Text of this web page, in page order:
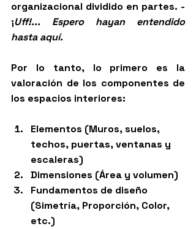
organizacional dividido en partes. -
¡Uff!... Espero hayan entendido
hasta aquí.
Por lo tanto, lo primero es la
valoración de los componentes de
los espacios interiores:
Elementos (Muros, suelos,
techos, puertas, ventanas y
escaleras)
Dimensiones (Área y volumen)
Fundamentos de diseño
(Simetría, Proporción, Color,
etc.)